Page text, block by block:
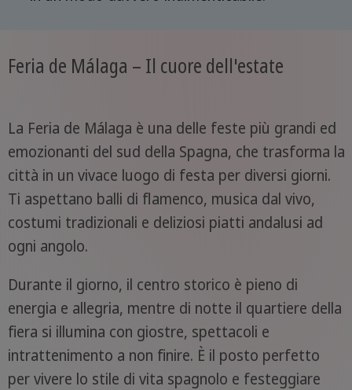
Feria de Málaga – Il cuore dell'estate
La Feria de Málaga è una delle feste più grandi ed
emozionanti del sud della Spagna, che trasforma la
città in un vivace luogo di festa per diversi giorni.
Ti aspettano balli di flamenco, musica dal vivo,
costumi tradizionali e deliziosi piatti andalusi ad
ogni angolo.
Durante il giorno, il centro storico è pieno di
energia e allegria, mentre di notte il quartiere della
fiera si illumina con giostre, spettacoli e
intrattenimento a non finire. È il posto perfetto
per vivere lo stile di vita spagnolo e festeggiare